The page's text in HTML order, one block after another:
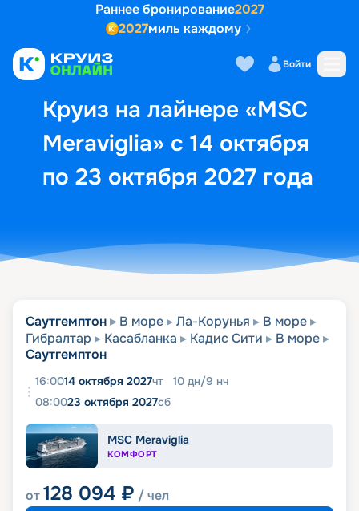
Раннее бронирование2027
2027миль каждому
Войти
Круиз на лайнере «MSC
Meraviglia» с 14 октября
по 23 октября 2027 года
Выбор кают Маршрут и
Саутгемптон В море Ла-Корунья
В море
Гибралтар
Касабланка Кадис Сити
В море
Саутгемптон
16:0014 октября 2027чт 10 дн/9 нч
08:0023 октября 2027сб
MSC Meraviglia
КОМФОРТ
от128 094 ₽ / чел